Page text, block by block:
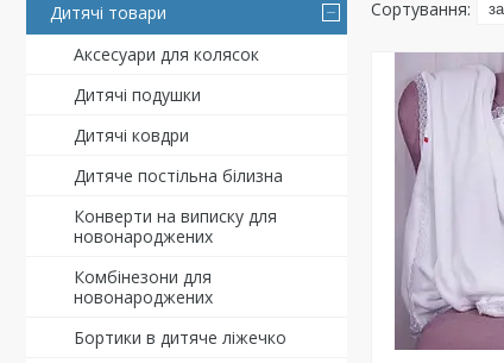
Дитячі товари
Аксесуари для колясок
Дитячі подушки
Дитячі ковдри
Дитяче постільна білизна
Конверти на виписку для
новонароджених
Комбінезони для
новонароджених
Бортики в дитяче ліжечко